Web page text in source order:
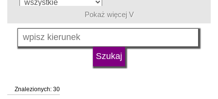
język
status uczelni
Pokaż więcej V
Znalezionych: 30